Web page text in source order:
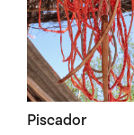
Piscador